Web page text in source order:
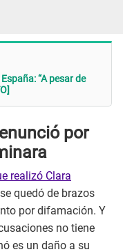
“A pesar de
por
realizó Clara
quedó de brazos
por difamación. Y
no tiene
es un daño a su